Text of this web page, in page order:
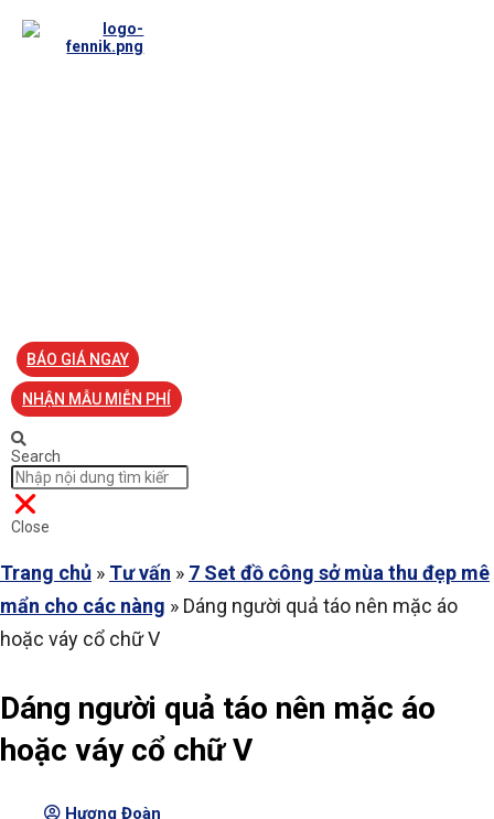
BÁO GIÁ NGAY
NHẬN MẪU MIỄN PHÍ
Search
Close
Trang chủ » Tư vấn » 7 Set đồ công sở mùa thu đẹp mê
mẩn cho các nàng » Dáng người quả táo nên mặc áo
hoặc váy cổ chữ V
Dáng người quả táo nên mặc áo
hoặc váy cổ chữ V
Hương Đoàn